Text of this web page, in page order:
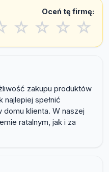
Oceń tę firmę:
☆ ☆ ☆ ☆
zakupu produktów
spełnić
klienta. W naszej
ratalnym, jak i za